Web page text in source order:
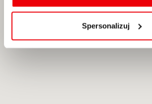
usuwania z przeglądarki internetowej,
Spersonalizuj